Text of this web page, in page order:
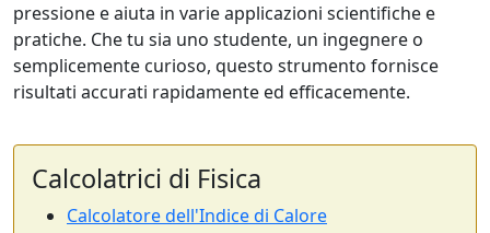
pressione e aiuta in varie applicazioni scientifiche e
pratiche. Che tu sia uno studente, un ingegnere o
semplicemente curioso, questo strumento fornisce
risultati accurati rapidamente ed efficacemente.
Calcolatrici di Fisica
Calcolatore dell'Indice di Calore